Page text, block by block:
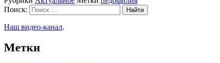
Поиск:
Наш видео-канал.
Метки